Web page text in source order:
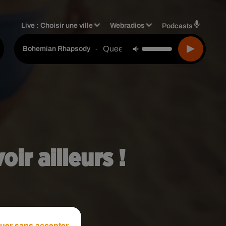
Live :Choisir une ville Webradios Podcasts
Bohemian Rhapsody - Queen
ailleurs !